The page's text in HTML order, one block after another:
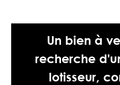
Un bien à
recherche
lotisseur,